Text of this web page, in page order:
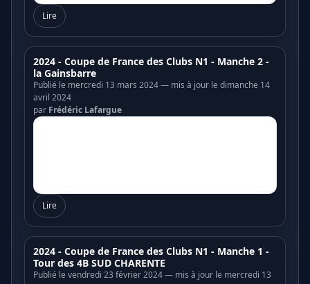
Lire
2024 - Coupe de France des Clubs N1 - Manche 2 -
la Gainsbarre
Publié le mercredi 13 mars 2024 — mis à jour le dimanche 14
avril 2024
par Frédéric Lafargue
Lire
2024 - Coupe de France des Clubs N1 - Manche 1 -
Tour des 4B SUD CHARENTE
Publié le vendredi 23 février 2024 — mis à jour le mercredi 13